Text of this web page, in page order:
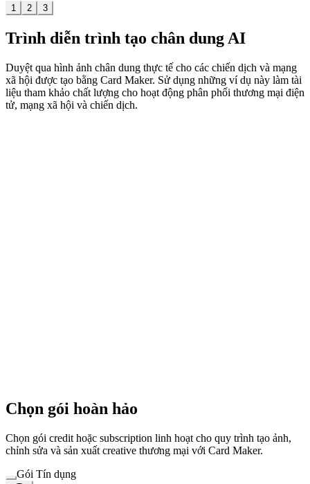
1 2 3
Trình diễn trình tạo chân dung AI
Duyệt qua hình ảnh chân dung thực tế cho các chiến dịch và mạng
xã hội được tạo bằng Card Maker. Sử dụng những ví dụ này làm tài
liệu tham khảo chất lượng cho hoạt động phân phối thương mại điện
tử, mạng xã hội và chiến dịch.
Chọn gói hoàn hảo
Chọn gói credit hoặc subscription linh hoạt cho quy trình tạo ảnh,
chỉnh sửa và sản xuất creative thương mại với Card Maker.
Gói Tín dụng